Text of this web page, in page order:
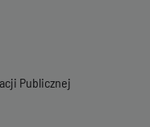
Publicznej